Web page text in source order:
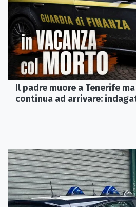
Il padre muore a Tenerife
continua ad arrivare: